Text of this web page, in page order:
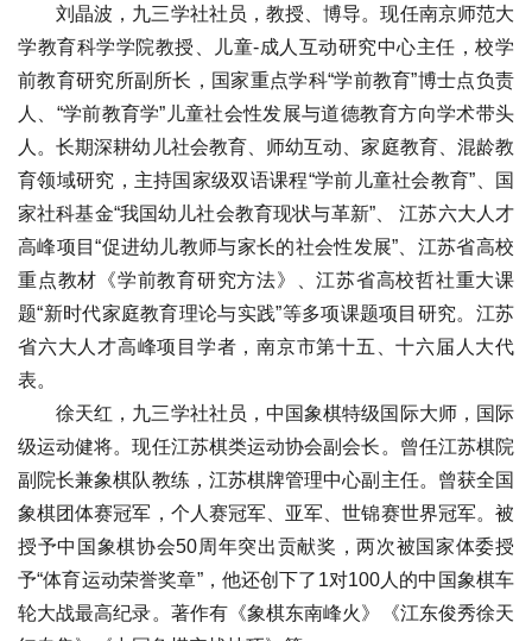
刘晶波，九三学社社员，教授、博导。现任南京师范大
学教育科学学院教授、儿童-成人互动研究中心主任，校学
前教育研究所副所长，国家重点学科“学前教育”博士点负责
人、“学前教育学”儿童社会性发展与道德教育方向学术带头
人。长期深耕幼儿社会教育、师幼互动、家庭教育、混龄教
育领域研究，主持国家级双语课程“学前儿童社会教育”、国
家社科基金“我国幼儿社会教育现状与革新”、 江苏六大人才
高峰项目“促进幼儿教师与家长的社会性发展”、江苏省高校
重点教材《学前教育研究方法》、江苏省高校哲社重大课
题“新时代家庭教育理论与实践”等多项课题项目研究。江苏
省六大人才高峰项目学者，南京市第十五、十六届人大代
表。
徐天红，九三学社社员，中国象棋特级国际大师，国际
级运动健将。现任江苏棋类运动协会副会长。曾任江苏棋院
副院长兼象棋队教练，江苏棋牌管理中心副主任。曾获全国
象棋团体赛冠军，个人赛冠军、亚军、世锦赛世界冠军。被
授予中国象棋协会50周年突出贡献奖，两次被国家体委授
予“体育运动荣誉奖章”，他还创下了1对100人的中国象棋车
轮大战最高纪录。著作有《象棋东南峰火》《江东俊秀徐天